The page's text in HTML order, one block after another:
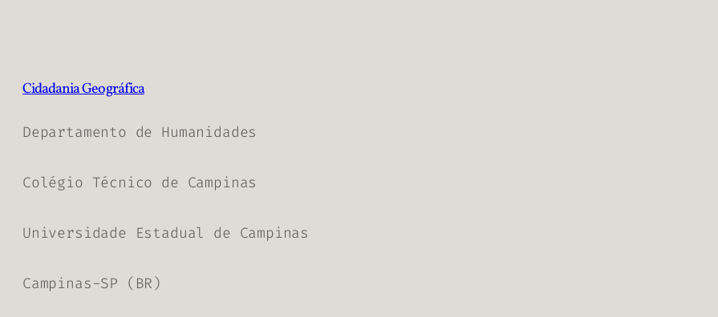
Cidadania Geográfica
Departamento de Humanidades
Colégio Técnico de Campinas
Universidade Estadual de Campinas
Campinas-SP (BR)